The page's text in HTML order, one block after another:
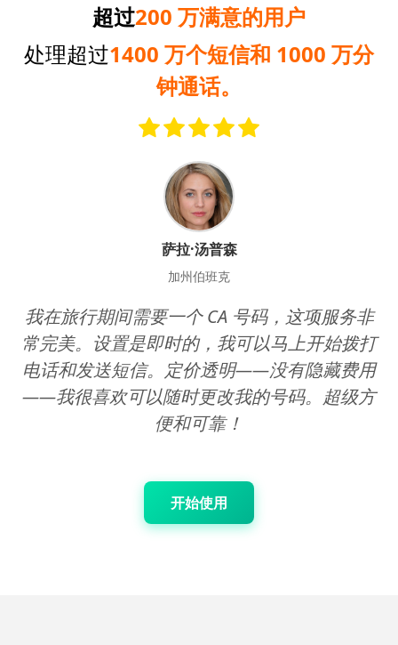
超过200 万满意的用户
处理超过1400 万个短信和 1000 万分
钟通话。
萨拉·汤普森
加州伯班克
我在旅行期间需要一个 CA 号码，这项服务非
常完美。设置是即时的，我可以马上开始拨打
电话和发送短信。定价透明——没有隐藏费用
——我很喜欢可以随时更改我的号码。超级方
便和可靠！
开始使用